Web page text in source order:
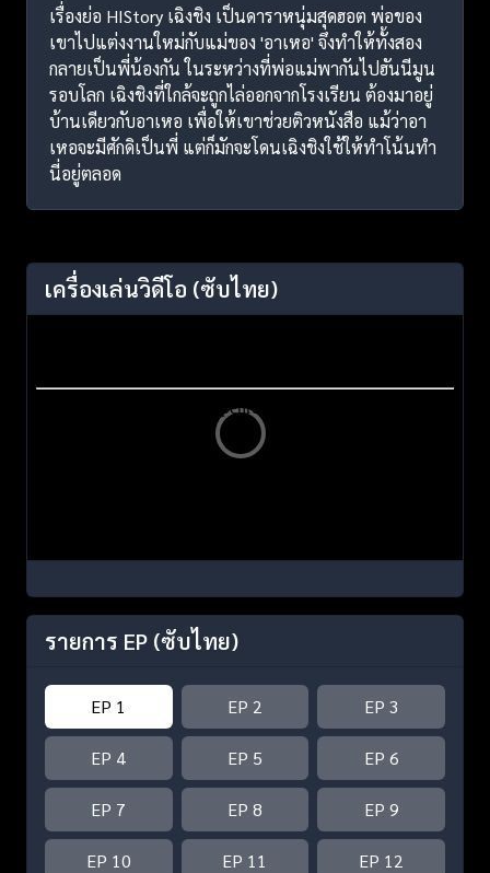
เรื่องย่อ HIStory เฉิงชิง เป็นดาราหนุ่มสุดฮอต พ่อของ
เขาไปแต่งงานใหม่กับแม่ของ 'อาเหอ' จึงทำให้ทั้งสอง
กลายเป็นพี่น้องกัน ในระหว่างที่พ่อแม่พากันไปฮันนีมูน
รอบโลก เฉิงชิงที่ใกล้จะถูกไล่ออกจากโรงเรียน ต้องมาอยู่
บ้านเดียวกับอาเหอ เพื่อให้เขาช่วยติวหนังสือ แม้ว่าอา
เหอจะมีศักดิเป็นพี่ แต่ก็มักจะโดนเฉิงชิงใช้ให้ทำโน้นทำ
นี่อยู่ตลอด
เครื่องเล่นวิดีโอ (ซับไทย)
รายการ EP (ซับไทย)
EP 1 EP 2 EP 3
EP 4 EP 5 EP 6
EP 7 EP 8 EP 9
EP 10 EP 11 EP 12